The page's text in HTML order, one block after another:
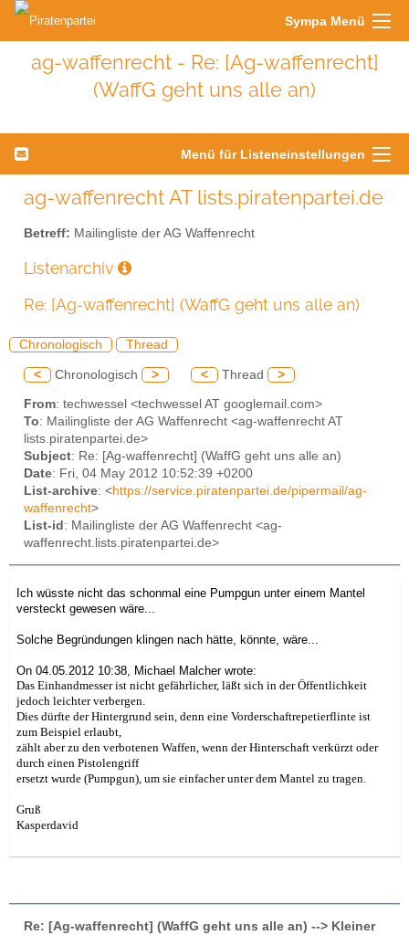
Sympa Menü
ag-waffenrecht - Re: [Ag-waffenrecht]
(WaffG geht uns alle an)
Menü für Listeneinstellungen
ag-waffenrecht AT lists.piratenpartei.de
Betreff: Mailingliste der AG Waffenrecht
Listenarchiv
Re: [Ag-waffenrecht] (WaffG geht uns alle an)
Chronologisch Thread
< Chronologisch > < Thread >
From: techwessel <techwessel AT googlemail.com>
To: Mailingliste der AG Waffenrecht <ag-waffenrecht AT
lists.piratenpartei.de>
Subject: Re: [Ag-waffenrecht] (WaffG geht uns alle an)
Date: Fri, 04 May 2012 10:52:39 +0200
List-archive: <https://service.piratenpartei.de/pipermail/ag-
waffenrecht>
List-id : Mailingliste der AG Waffenrecht <ag-
waffenrecht.lists.piratenpartei.de>
Ich wüsste nicht das schonmal eine Pumpgun unter einem Mantel
versteckt gewesen wäre...
Solche Begründungen klingen nach hätte, könnte, wäre...
On 04.05.2012 10:38, Michael Malcher wrote:
Das Einhandmesser ist nicht gefährlicher, läßt sich in der Öffentlichkeit
jedoch leichter verbergen.
Dies dürfte der Hintergrund sein, denn eine Vorderschaftrepetierflinte ist
zum Beispiel erlaubt,
zählt aber zu den verbotenen Waffen, wenn der Hinterschaft verkürzt oder
durch einen Pistolengriff
ersetzt wurde (Pumpgun), um sie einfacher unter dem Mantel zu tragen.
Gruß
Kasperdavid
Re: [Ag-waffenrecht] (WaffG geht uns alle an) --> Kleiner